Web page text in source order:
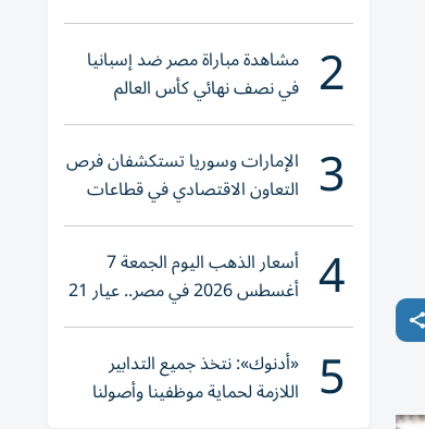
2 مشاهدة مباراة مصر ضد إسبانيا
في نصف نهائي كأس العالم
لناشئات اليد 2026
3 الإمارات وسوريا تستكشفان فرص
التعاون الاقتصادي في قطاعات
حيوية
4 أسعار الذهب اليوم الجمعة 7
أغسطس 2026 في مصر.. عيار 21
يقترب من هذا الرقم
5 «أدنوك»: نتخذ جميع التدابير
اللازمة لحماية موظفينا وأصولنا